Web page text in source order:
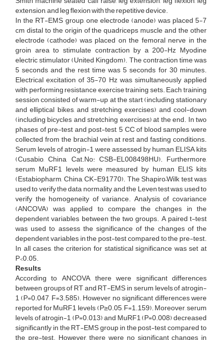
extension, and leg flexion with the repetitive device.
In the RT-EMS group, one electrode (anode) was placed 5-7
cm distal to the origin of the quadriceps muscle and the other
electrode (cathode) was placed on the femoral nerve in the
groin area to stimulate contraction by a 200-Hz Myodine
electric stimulator (United Kingdom). The contraction time was
5 seconds and the rest time was 5 seconds for 30 minutes.
Electrical excitation of 35-70 Hz was simultaneously applied
with performing resistance exercise training sets. Each training
session consisted of warm-up at the start (including stationary
and elliptical bikes, and stretching exercises) and cool-down
(including bicycles and stretching exercises) at the end. In two
phases of pre-test and post-test, 5 CC of blood samples were
collected from the brachial vein at rest and fasting conditions.
Serum levels of atrogin-1 were assessed by human ELISA kits
(Cusabio, China, Cat.No: CSB-EL008498HU). Furthermore,
serum MuRF1 levels were measured by human ELIS kits
(Estabiopharm, China, CK-E91770). The Shapiro–Wilk test was
used to verify the data normality, and the Leven test was used to
verify the homogeneity of variance. Analysis of covariance
(ANCOVA) was applied to compare the changes in the
dependent variables between the two groups. A paired t-test
was used to assess the significance of the changes of the
dependent variables in the post-test compared to the pre-test.
In all cases, the criterion for statistical significance was set at
P<0.05.
Results
According to ANCOVA, there were significant differences
between groups of RT and RT-EMS in serum levels of atrogin-
1 (P=0.047, F=3.585). However, no significant differences were
reported for MuRF1 levels (P≥0.05, F=1.159). Moreover, serum
levels of atrogin-1 (P=0.013) and MuRF1 (P=0.008) decreased
significantly in the RT-EMS group in the post-test compared to